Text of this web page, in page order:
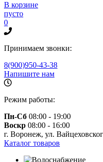
В корзине
пусто
0
Принимаем звонки:
8(900)950-43-38
Напишите нам
Режим работы:
Пн-Сб 08:00 - 19:00
Воскр 08:00 - 16:00
г. Воронеж, ул.
Каталог товаров